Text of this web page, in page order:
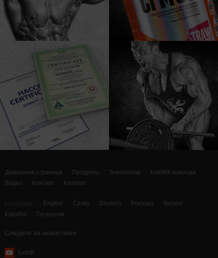
Домашняя страница Продукты Технология
Extrifit® команда
Видео
Контакт Каталог
English Česky Deutsch Francais
Italiano
Español
По-русски
Следите за новостями
Extrifit